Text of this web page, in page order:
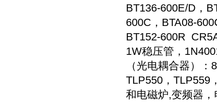
BT136-600E/D，
600C，BTA08-
BT152-600R
1W稳压管，
（光电耦合器）
TLP550，TLP559
和电磁炉,变频器